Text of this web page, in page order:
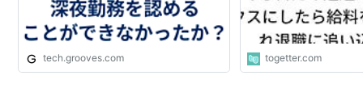
tech.grooves.com togetter.com